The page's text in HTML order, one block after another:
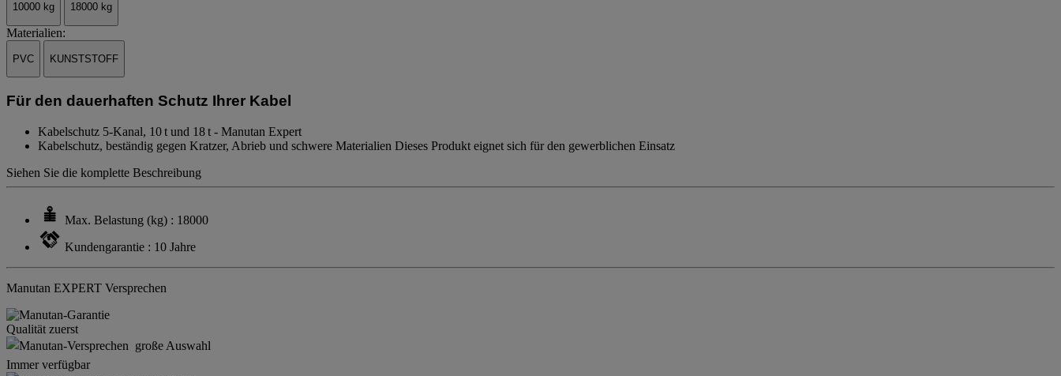
10000 kg 18000 kg
Materialien:
PVC KUNSTSTOFF
Für den dauerhaften Schutz Ihrer Kabel
Kabelschutz 5-Kanal, 10 t und 18 t - Manutan Expert
Kabelschutz, beständig gegen Kratzer, Abrieb und schwere Materialien Dieses Produkt eignet sich für den gewerblichen Einsatz
Siehen Sie die komplette Beschreibung
Max. Belastung (kg) : 18000
Kundengarantie : 10 Jahre
Manutan EXPERT Versprechen
Qualität zuerst
Immer verfügbar